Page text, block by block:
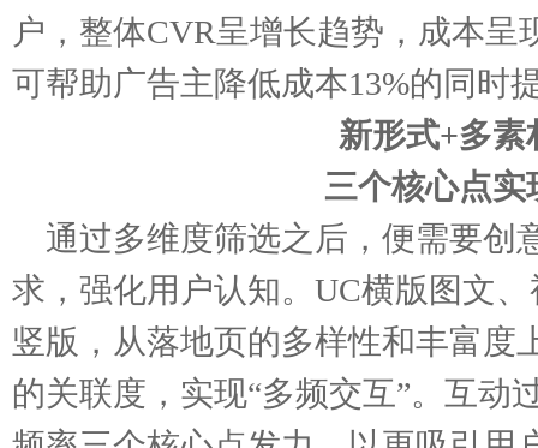
户，整体CVR呈增长趋势，成本
可帮助广告主降低成本13%的同时
新形式+多素
三个核心点实
通过多维度筛选之后，便需要创
求，强化用户认知。UC横版图文
竖版，从落地页的多样性和丰富度
的关联度，实现“多频交互”。互动